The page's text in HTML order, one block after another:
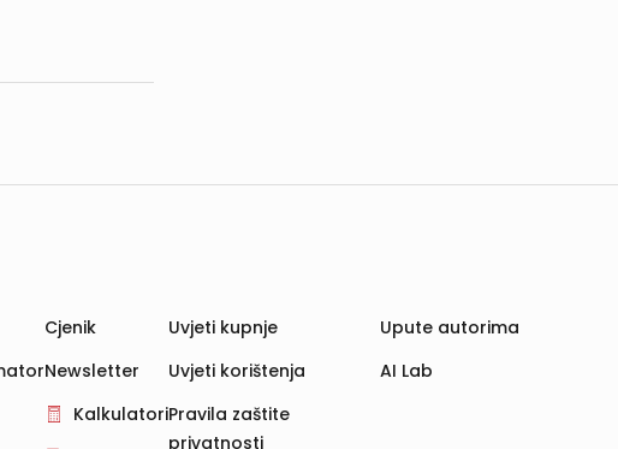
Cjenik
Newsletter
Kalkulatori
Uvjeti kupnje
Uvjeti korištenja
Pravila zaštite
privatnosti
Upute autorima
AI Lab